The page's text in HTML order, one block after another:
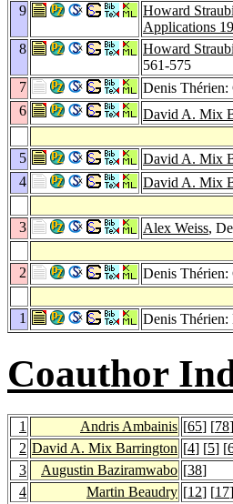
9 Howard
Applications
8
Howard
561-575
7
Denis
6
David A. Mix
5 David A. Mix
4
David A. Mix
3 Alex Weiss,
2 Denis
1 Denis Thérien:
Coauthor
1 Andris Ambainis [65] [78]
2 David A. Mix Barrington [4] [5] [
3
Augustin Baziramwabo [38]
4
Martin Beaudry [12] [17